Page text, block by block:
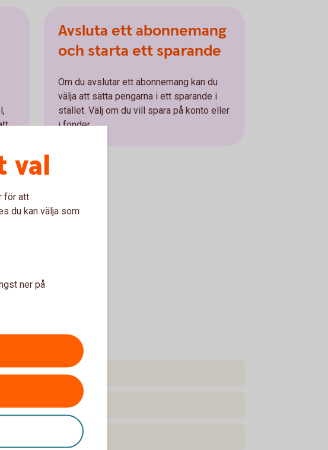
Avsluta ett abonnemang
och starta ett sparande
Om du avslutar ett abonnemang kan du
välja att sätta pengarna i ett sparande i
stället. Välj om du vill spara på konto eller
i fonder.
val
för att
du kan välja som
ner på